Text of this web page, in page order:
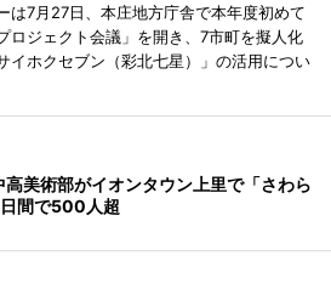
は7月27日、本庄地方庁舎で本年度初めて
ロジェクト会議」を開き、7市町を擬人化
イホクセブン（彩北七星）」の活用につい
高美術部がイオンタウン上里で「さわら
間で500人超